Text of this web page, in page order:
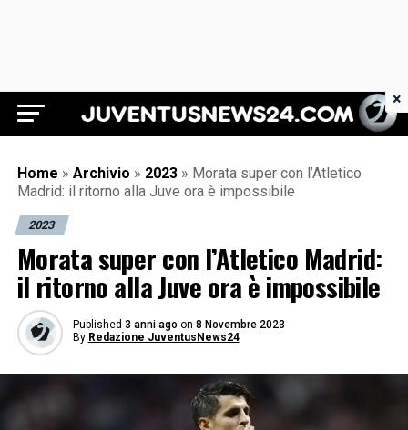
Juventus News 24
Home » Archivio » 2023 » Morata super con l’Atletico
Madrid: il ritorno alla Juve ora è impossibile
2023
Morata super con l’Atletico Madrid:
il ritorno alla Juve ora è impossibile
Published 3 anni ago on 8 Novembre 2023
By Redazione JuventusNews24
×